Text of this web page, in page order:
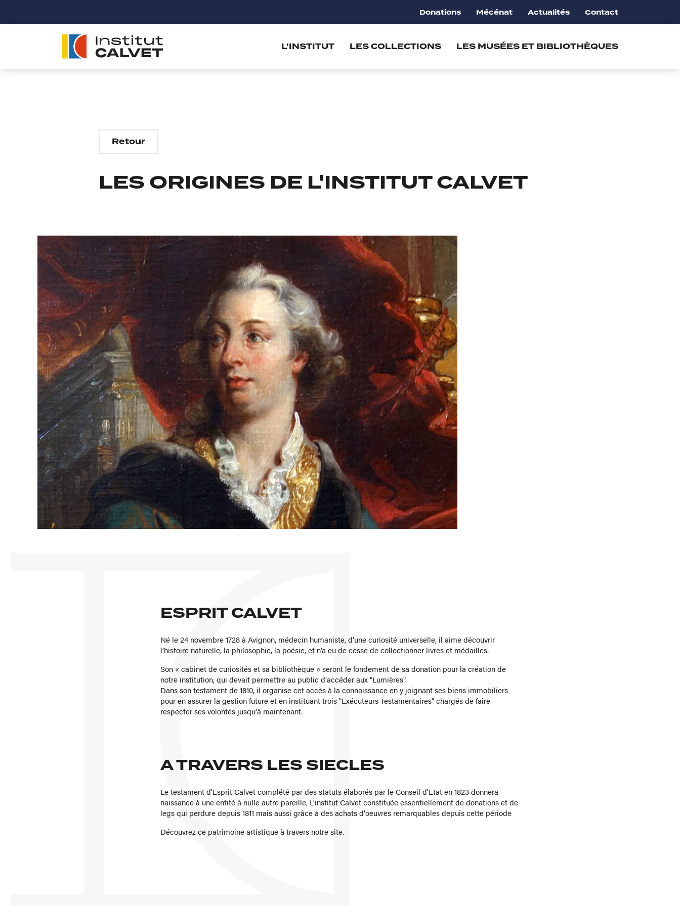
Donations Mécénat Actualités Contact
L'INSTITUT LES COLLECTIONS LES MUSÉES ET BIBLIOTHÈQUES
Retour
LES ORIGINES DE L'INSTITUT CALVET
ESPRIT CALVET
Né le 24 novembre 1728 à Avignon, médecin humaniste, d’une curiosité universelle, il aime découvrir
l’histoire naturelle, la philosophie, la poésie, et n’a eu de cesse de collectionner livres et médailles.
Son « cabinet de curiosités et sa bibliothèque » seront le fondement de sa donation pour la création de
notre institution, qui devait permettre au public d'accéder aux "Lumières".
Dans son testament de 1810, il organise cet accès à la connaissance en y joignant ses biens immobiliers
pour en assurer la gestion future et en instituant trois "Exécuteurs Testamentaires" chargés de faire
respecter ses volontés jusqu'à maintenant.
A TRAVERS LES SIECLES
Le testament d'Esprit Calvet complété par des statuts élaborés par le Conseil d'Etat en 1823 donnera
naissance à une entité à nulle autre pareille, L'institut Calvet constituée essentiellement de donations et de
legs qui perdure depuis 1811 mais aussi grâce à des achats d'oeuvres remarquables depuis cette période
Découvrez ce patrimoine artistique à travers notre site.